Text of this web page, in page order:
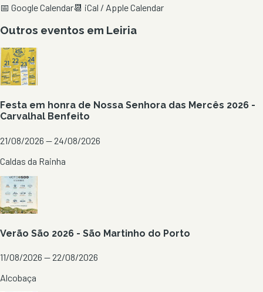
📅 Google Calendar📆 iCal / Apple Calendar
Outros eventos em Leiria
Festa em honra de Nossa Senhora das Mercês 2026 -
Carvalhal Benfeito
21/08/2026 — 24/08/2026
Caldas da Rainha
Verão São 2026 - São Martinho do Porto
11/08/2026 — 22/08/2026
Alcobaça